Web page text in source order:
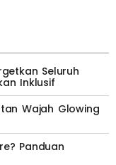
Seluruh
Inklusif
Wajah Glowing
Panduan